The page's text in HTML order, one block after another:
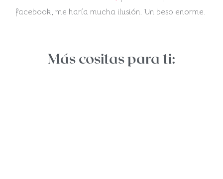
facebook, me haría mucha ilusión. Un beso enorme.
Más cositas para ti: